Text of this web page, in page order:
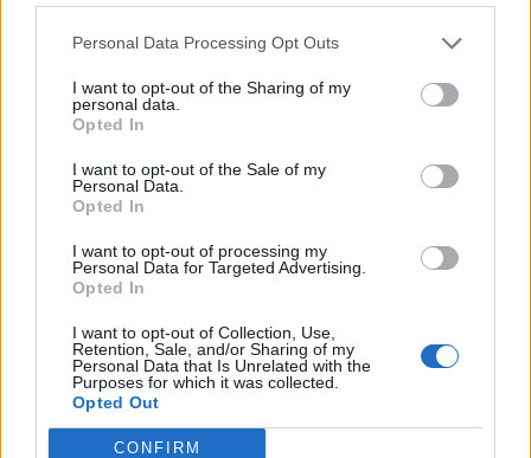
Personal Data Processing Opt Outs
I want to opt-out of the Sharing of my
personal data.
Opted In
I want to opt-out of the Sale of my
Personal Data.
Opted In
I want to opt-out of processing my
Personal Data for Targeted Advertising.
Opted In
I want to opt-out of Collection, Use,
Retention, Sale, and/or Sharing of my
Personal Data that Is Unrelated with the
Purposes for which it was collected.
Opted Out
CONFIRM
tartozik, melynek olvasása előfizetéses
regisztrációhoz kötött.
Az előfizetés a következőket tartalmazza:
Portfolio.hu teljes cikkarchívum
kötéslistái
MÁR ELŐFIZETŐNK VAGY?